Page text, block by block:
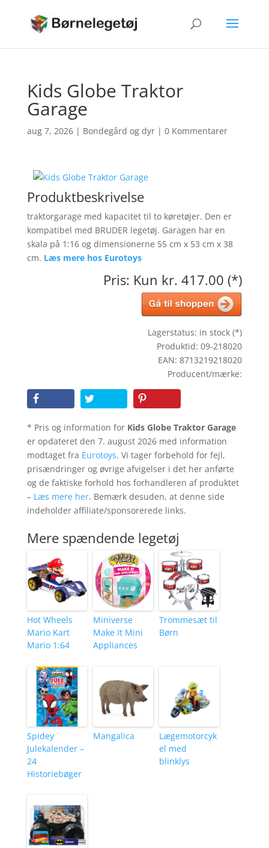
Kids Globe Traktor
Garage
aug 7, 2026| Bondegård og dyr| 0 Kommentarer
Produktbeskrivelse
traktorgarage med kapacitet til to køretøjer. Den er
kompatibel med BRUDER legetøj. Garagen har en
skala på 1:16 og dimensionerne 55 cm x 53 cm x 38
cm. Læs mere hos Eurotoys
Pris: Kun kr. 417.00 (*)
Lagerstatus: in stock (*)
Produktid: 09-218020
EAN: 8713219218020
Producent/mærke:
* Pris og information for Kids Globe Traktor Garage
er opdateret den 7. august 2026 med information
modtaget fra Eurotoys. Vi tager forbehold for fejl,
prisændringer og øvrige afvigelser i det her anførte
og de faktiske forhold hos forhandleren af produktet
– Læs mere her. Bemærk desuden, at denne side
indeholder affiliate/sponsorerede links.
Mere spændende legetøj
Hot Wheels
Mario Kart
Mario 1:64
Miniverse
Make It Mini
Appliances
Trommesæt til
Børn
Spidey
Julekalender –
24
Historiebøger
Mangalica
Lægemotorcyk
el med
blinklys